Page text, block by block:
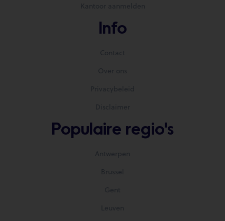
Kantoor aanmelden
Info
Contact
Over ons
Privacybeleid
Disclaimer
Populaire regio's
Antwerpen
Brussel
Gent
Leuven